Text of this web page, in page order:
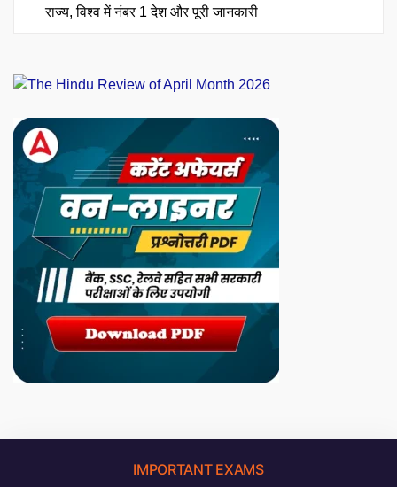
राज्य, विश्व में नंबर 1 देश और पूरी जानकारी
IMPORTANT EXAMS